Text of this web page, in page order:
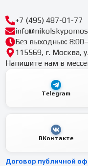
+7 (495) 487-01-77
Без выходных:
115569, г. Москва,
Напишите нам в
Telegram
ВКонтакте
Договор публичной